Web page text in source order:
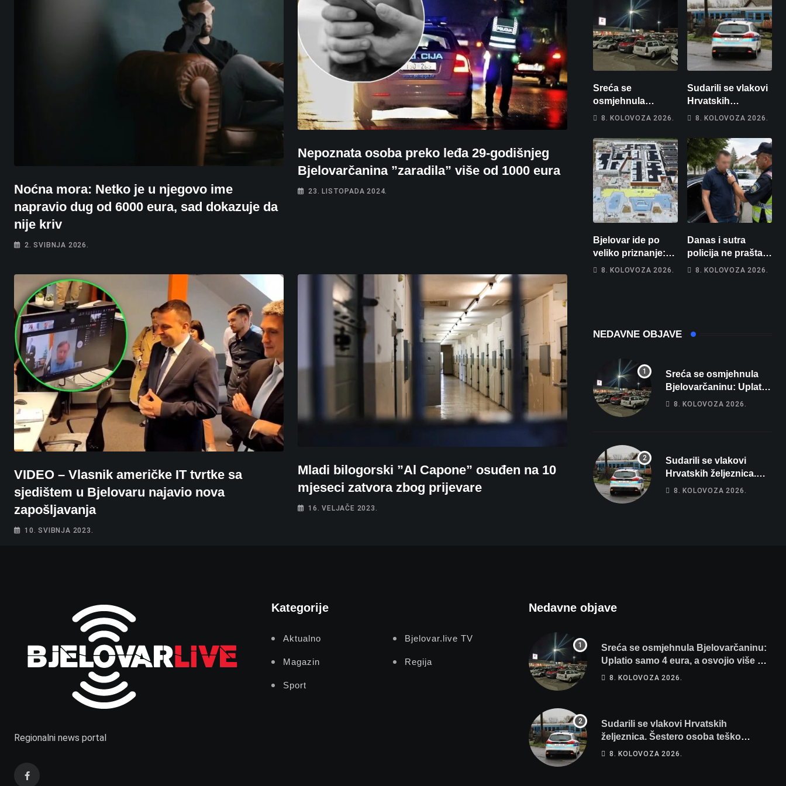
Noćna mora: Netko je u njegovo ime
napravio dug od 6000 eura, sad dokazuje da
nije kriv
2. SVIBNJA 2026.
Nepoznata osoba preko leđa 29-godišnjeg
Bjelovarčanina ”zaradila” više od 1000 eura
23. LISTOPADA 2024.
VIDEO – Vlasnik američke IT tvrtke sa
sjedištem u Bjelovaru najavio nova
zapošljavanja
10. SVIBNJA 2023.
Mladi bilogorski ”Al Capone” osuđen na 10
mjeseci zatvora zbog prijevare
16. VELJAČE 2023.
Sreća se
osmjehnula
Bjelovarčaninu:
eura, a osvojio
više od 80 tisuća
eura
8. KOLOVOZA 2026.
Sudarili se vlakovi
Hrvatskih
željeznica. Šestero
ozlijeđeno, mlađa
žena na
intenzivnoj
8. KOLOVOZA 2026.
Bjelovar ide po
veliko priznanje:
Hrebak danas u
prvenstva
8. KOLOVOZA 2026.
Danas i sutra
policija ne prašta:
Na cestama su
8. KOLOVOZA 2026.
NEDAVNE OBJAVE
Sreća se osmjehnula
Bjelovarčaninu: Uplatio
samo 4 eura, a osvojio
8. KOLOVOZA 2026.
Sudarili se vlakovi
Hrvatskih željeznica.
Šestero osoba teško
8. KOLOVOZA 2026.
Regionalni news portal
Kategorije
Aktualno Bjelovar.live TV
Magazin Regija
Sport
Nedavne objave
Sreća se osmjehnula Bjelovarčaninu:
Uplatio samo 4 eura, a osvojio više od
80 tisuća eura
8. KOLOVOZA 2026.
Sudarili se vlakovi Hrvatskih
željeznica. Šestero osoba teško
ozlijeđeno, mlađa žena na intenzivnoj
8. KOLOVOZA 2026.